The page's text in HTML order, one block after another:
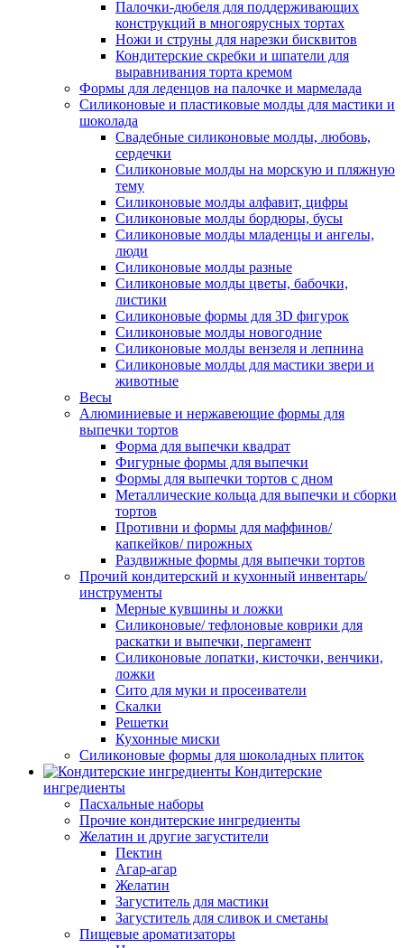
Палочки-дюбеля для поддерживающих
конструкций в многоярусных тортах
Ножи и струны для нарезки бисквитов
Кондитерские скребки и шпатели для
выравнивания торта кремом
Формы для леденцов на палочке и мармелада
Силиконовые и пластиковые молды для мастики и
шоколада
Свадебные силиконовые молды, любовь,
сердечки
Силиконовые молды на морскую и пляжную
тему
Силиконовые молды алфавит, цифры
Силиконовые молды бордюры, бусы
Силиконовые молды младенцы и ангелы,
люди
Силиконовые молды разные
Силиконовые молды цветы, бабочки,
листики
Силиконовые формы для 3D фигурок
Силиконовые молды новогодние
Силиконовые молды вензеля и лепнина
Силиконовые молды для мастики звери и
животные
Весы
Алюминиевые и нержавеющие формы для
выпечки тортов
Форма для выпечки квадрат
Фигурные формы для выпечки
Формы для выпечки тортов с дном
Металлические кольца для выпечки и сборки
тортов
Противни и формы для маффинов/
капкейков/ пирожных
Раздвижные формы для выпечки тортов
Прочий кондитерский и кухонный инвентарь/
инструменты
Мерные кувшины и ложки
Силиконовые/ тефлоновые коврики для
раскатки и выпечки, пергамент
Силиконовые лопатки, кисточки, венчики,
ложки
Сито для муки и просеиватели
Скалки
Решетки
Кухонные миски
Силиконовые формы для шоколадных плиток
Кондитерские
ингредиенты
Пасхальные наборы
Прочие кондитерские ингредиенты
Желатин и другие загустители
Пектин
Агар-агар
Желатин
Загуститель для мастики
Загуститель для сливок и сметаны
Пищевые ароматизаторы